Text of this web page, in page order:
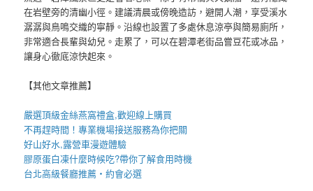
在岩壁旁的清幽小徑。建議清晨或傍晚造訪，避開人潮，享受溪水
潺潺與鳥鳴交織的寧靜。沿線也設置了多處休息涼亭與簡易廁所，
非常適合長輩與幼兒。走累了，可以在碧潭老街品嘗豆花或冰品，
讓身心徹底涼快起來。
【其他文章推薦】
嚴選頂級金絲燕窩禮盒,歡迎線上購買
不再趕時間！專業機場接送服務為你把關
好山好水,露營車漫遊體驗
膠原蛋白凍什麼時候吃?帶你了解食用時機
台北高級餐廳推薦・約會必選